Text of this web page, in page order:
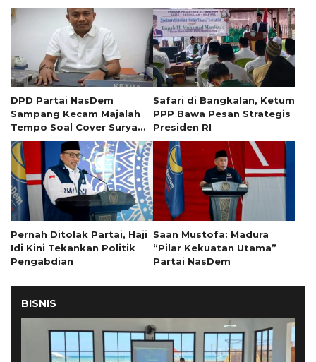
DPD Partai NasDem
Sampang Kecam Majalah
Tempo Soal Cover Surya
Paloh
Safari di Bangkalan, Ketum
PPP Bawa Pesan Strategis
Presiden RI
Pernah Ditolak Partai, Haji
Idi Kini Tekankan Politik
Pengabdian
Saan Mustofa: Madura
“Pilar Kekuatan Utama”
Partai NasDem
BISNIS